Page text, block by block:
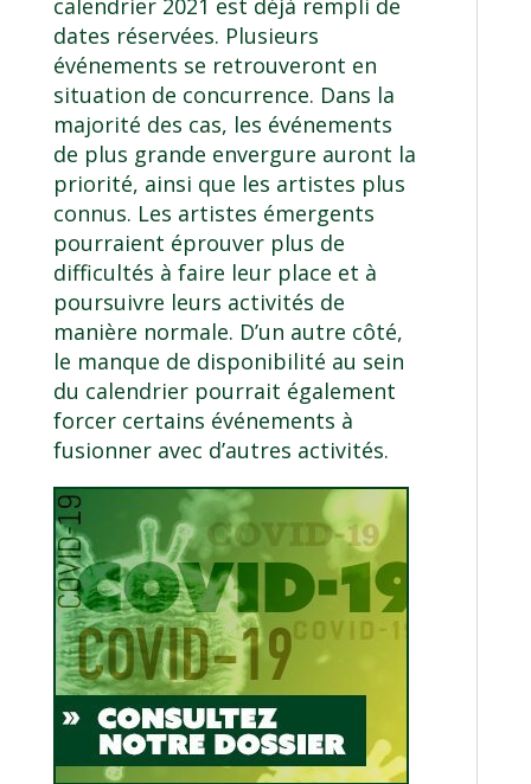
calendrier 2021 est déjà rempli de
dates réservées. Plusieurs
événements se retrouveront en
situation de concurrence. Dans la
majorité des cas, les événements
de plus grande envergure auront la
priorité, ainsi que les artistes plus
connus. Les artistes émergents
pourraient éprouver plus de
difficultés à faire leur place et à
poursuivre leurs activités de
manière normale. D’un autre côté,
le manque de disponibilité au sein
du calendrier pourrait également
forcer certains événements à
fusionner avec d’autres activités.